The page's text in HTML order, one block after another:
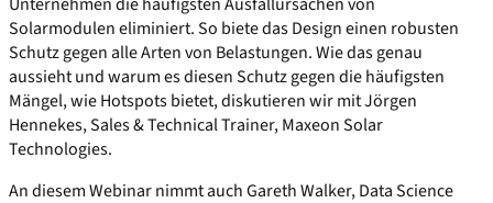
Solarmodulen eliminiert. So biete das Design einen robusten
Schutz gegen alle Arten von Belastungen. Wie das genau
aussieht und warum es diesen Schutz gegen die häufigsten
Mängel, wie Hotspots bietet, diskutieren wir mit Jörgen
Hennekes, Sales & Technical Trainer, Maxeon Solar
Technologies.
An diesem Webinar nimmt auch Gareth Walker, Data Science